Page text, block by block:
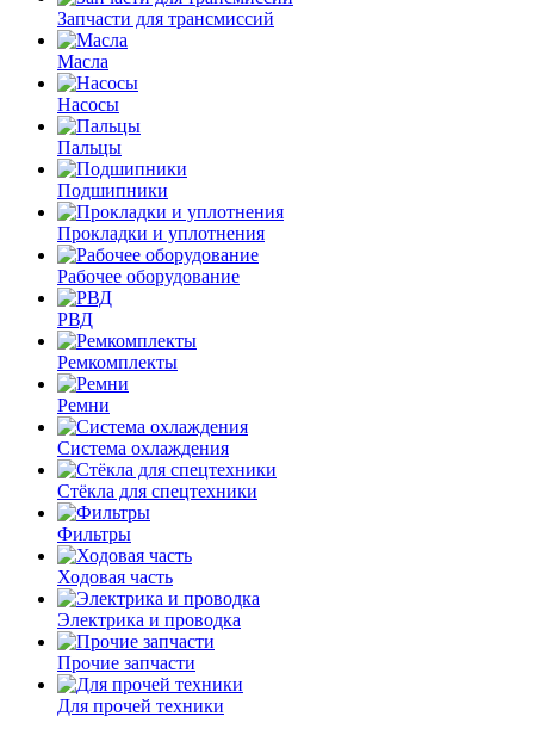
Запчасти для трансмиссий
Масла
Насосы
Пальцы
Подшипники
Прокладки и уплотнения
Рабочее оборудование
РВД
Ремкомплекты
Ремни
Система охлаждения
Стёкла для спецтехники
Фильтры
Ходовая часть
Электрика и проводка
Прочие запчасти
Для прочей техники